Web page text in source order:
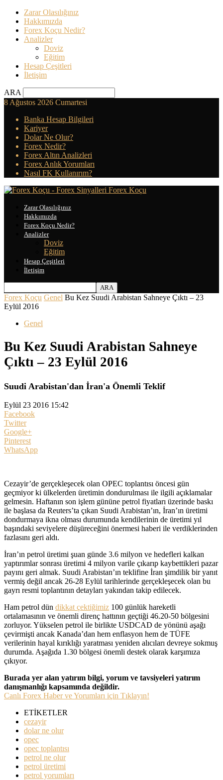
Zarar Olasılığınız
Hakkımızda
Forex Koçu Nedir?
Analizler
Doviz
Eğitim
Hesap Çeşitleri
İletişim
ARA
8 Ağustos 2026 Cumartesi
Banka Hesap Bilgileri
Kariyer
Dolar Ne Olur?
Forex Nedir?
Forex Altın Analizleri
Forex Anlık Yorumları
Nasıl FK Kullanırım?
Forex Koçu
Zarar Olasılığınız
Hakkımızda
Forex Koçu Nedir?
Analizler
Doviz
Eğitim
Hesap Çeşitleri
İletişim
Forex Koçu Genel Bu Kez Suudi Arabistan Sahneye Çıktı – 23
Eylül 2016
Genel
Bu Kez Suudi Arabistan Sahneye
Çıktı – 23 Eylül 2016
Suudi Arabistan'dan İran'a Önemli Teklif
Eylül 23 2016 15:42
Facebook
Twitter
Google+
Pinterest
WhatsApp
Cezayir’de gerçekleşecek olan OPEC toplantısı öncesi gün
geçmiyor ki ülkelerden üretimin dondurulması ile ilgili açıklamalar
gelmesin. Haftanın son işlem gününe petrol fiyatları üzerinde baskı
ile başlasa da Reuters’ta çıkan Suudi Arabistan’ın, İran’ın üretimi
dondurmaya ikna olması durumunda kendilerinin de üretimi yıl
başındaki seviyelere düşüreceğini önermesi haberi ile verdiklerinden
fazlasını geri aldı.
İran’ın petrol üretimi şuan günde 3.6 milyon ve hedefleri kalkan
yaptırımlar sonrası üretimi 4 milyon varile çıkarıp kaybettikleri pazar
payını geri almak. Suudi Arabistan’ın teklifine İran şimdilik bir yanıt
vermiş değil ancak 26-28 Eylül tarihlerinde gerçekleşecek olan bu
gayrı resmi toplantının detayları yakından takip edilecek.
Ham petrol dün dikkat çektiğimiz 100 günlük hareketli
ortalamasının ve önemli direnç hattının geçtiği 46.20-50 bölgesini
zorluyor. Yükselen petrol ile birlikte USDCAD de yönünü aşağı
çevirmişti ancak Kanada’dan hem enflasyon hem de TÜFE
verilerinin hayal kırıklığı yaratması yeniden alıcıları devreye sokmuş
durumda. Aşağıda 1.30 bölgesi önemli destek olarak karşımıza
çıkıyor.
Burada yer alan yatırım bilgi, yorum ve tavsiyeleri yatırım
danışmanlığı kapsamında değildir.
Canlı Forex Haber ve Yorumları için Tıklayın!
ETİKETLER
cezayir
dolar ne olur
opec
opec toplantısı
petrol ne olur
petrol üretimi
petrol yorumları